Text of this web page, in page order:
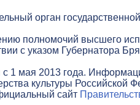
орган
полномочий высшего
с указом Губернатора
1 мая 2013 года.
культуры Российской
сайт